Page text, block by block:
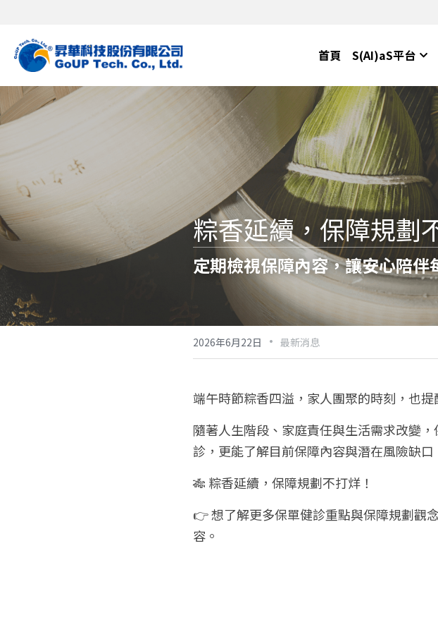
首頁 S(AI)aS平台
粽香延續，保障規劃
定期檢視保障內容，讓安心陪伴
2026年6月22日 · 最新消息
端午時節粽香四溢，家人團聚的時刻，也
隨著人生階段、家庭責任與生活需求改變
診，更能了解目前保障內容與潛在風險缺口
🎋 粽香延續，保障規劃不打烊！
👉 想了解更多保單健診重點與保障規劃觀
容。